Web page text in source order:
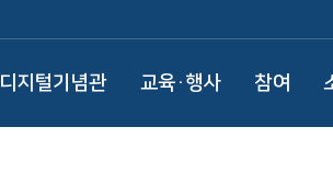
디지털기념관 교육·행사 참여